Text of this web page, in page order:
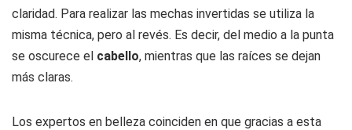
claridad. Para realizar las mechas invertidas se utiliza la
misma técnica, pero al revés. Es decir, del medio a la punta
se oscurece el cabello, mientras que las raíces se dejan
más claras.
Los expertos en belleza coinciden en que gracias a esta